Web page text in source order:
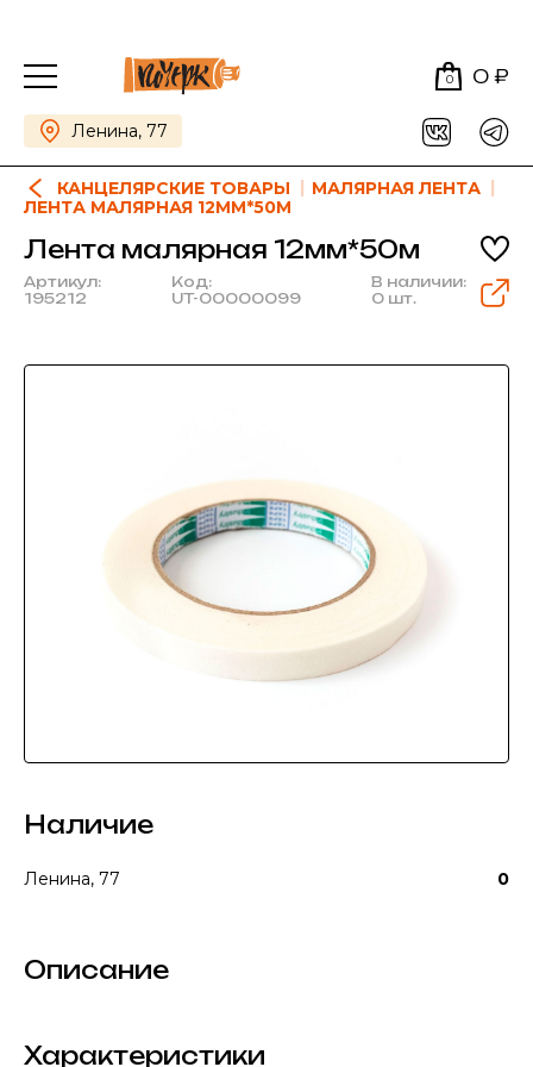
0 0 ₽
Ленина, 77
КАНЦЕЛЯРСКИЕ ТОВАРЫ
МАЛЯРНАЯ ЛЕНТА
ЛЕНТА МАЛЯРНАЯ 12ММ*50М
Лента малярная 12мм*50м
Артикул:
195212
Код:
UT-00000099
В наличии:
0 шт.
Наличие
Ленина, 77 0
Описание
Характеристики